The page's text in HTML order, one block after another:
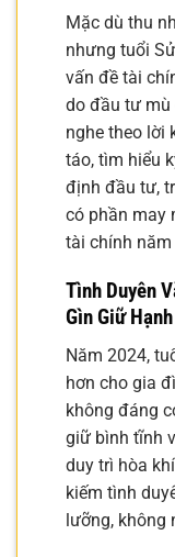
Mặc dù thu
nhưng tuổi
vấn đề tài
do đầu tư mù
nghe theo lời
táo, tìm hiểu
định đầu tư,
có phần may
tài chính năm
Tình Duyên
Gìn Giữ
Năm 2024,
hơn cho gia
không đáng
giữ bình tĩnh
duy trì hòa
kiếm tình
lưỡng, không